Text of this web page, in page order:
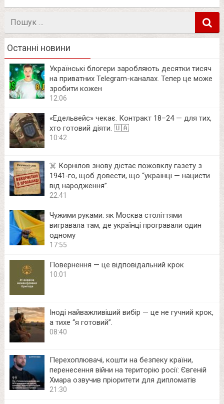
Пошук
Останні новини
Українські блогери заробляють десятки тисяч
на приватних Telegram-каналах. Тепер це може
зробити кожен
12:06
«Едельвейс» чекає. Контракт 18–24 — для тих,
хто готовий діяти. 🇺🇦
10:42
☠️ Корнілов знову дістає пожовклу газету з
1941‑го, щоб довести, що “українці — нацисти
від народження”.
22:41
Чужими руками: як Москва століттями
вигравала там, де українці програвали один
одному
17:55
Повернення — це відповідальний крок
10:01
Іноді найважливіший вибір — це не гучний крок,
а тихе “я готовий”.
08:40
Перехоплювачі, кошти на безпеку країни,
перенесення війни на територію росії: Євгеній
Хмара озвучив пріоритети для дипломатів
21:30